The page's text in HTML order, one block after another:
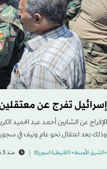
إسرائيل تفرج عن
الإفراج عن الشابين أحمد عبد الحميد
وذلك بعد اعتقال نحو عام ونيف في سجون
«الشرق الأوسط» (القنيطرة (سوريا)) منذ 3 ساعات